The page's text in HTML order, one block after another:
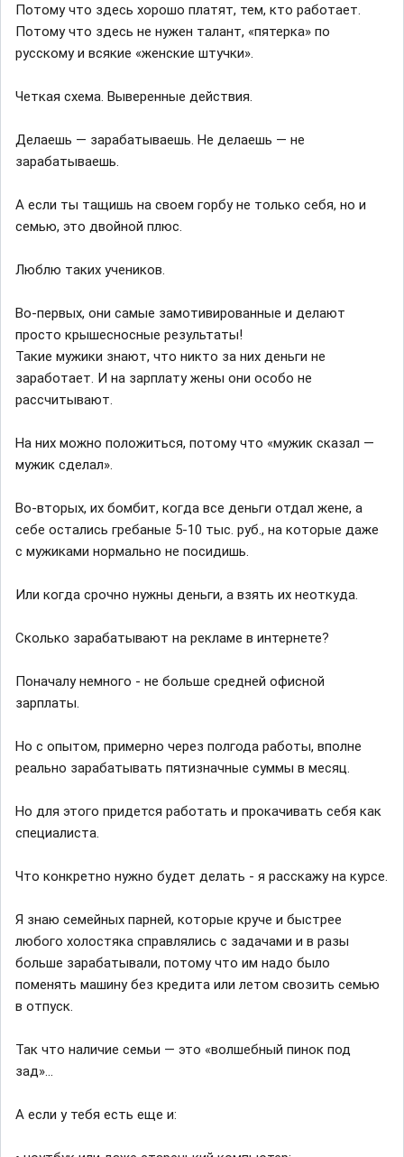
Потому что здесь хорошо платят, тем, кто работает.
Потому что здесь не нужен талант, «пятерка» по
русскому и всякие «женские штучки».
Четкая схема. Выверенные действия.
Делаешь — зарабатываешь. Не делаешь — не
зарабатываешь.
А если ты тащишь на своем горбу не только себя, но и
семью, это двойной плюс.
Люблю таких учеников.
Во-первых, они самые замотивированные и делают
просто крышесносные результаты!
Такие мужики знают, что никто за них деньги не
заработает. И на зарплату жены они особо не
рассчитывают.
На них можно положиться, потому что «мужик сказал —
мужик сделал».
Во-вторых, их бомбит, когда все деньги отдал жене, а
себе остались гребаные 5-10 тыс. руб., на которые даже
с мужиками нормально не посидишь.
Или когда срочно нужны деньги, а взять их неоткуда.
Сколько зарабатывают на рекламе в интернете?
Поначалу немного - не больше средней офисной
зарплаты.
Но с опытом, примерно через полгода работы, вполне
реально зарабатывать пятизначные суммы в месяц.
Но для этого придется работать и прокачивать себя как
специалиста.
Что конкретно нужно будет делать - я расскажу на курсе.
Я знаю семейных парней, которые круче и быстрее
любого холостяка справлялись с задачами и в разы
больше зарабатывали, потому что им надо было
поменять машину без кредита или летом свозить семью
в отпуск.
Так что наличие семьи — это «волшебный пинок под
зад»...
А если у тебя есть еще и: